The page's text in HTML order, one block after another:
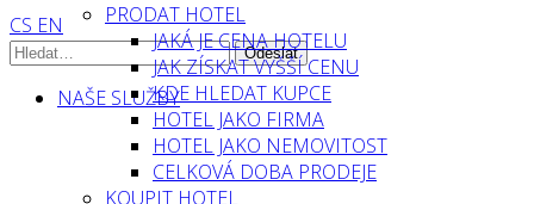
CS EN
NAŠE SLUŽBY
PRODAT HOTEL
JAKÁ JE CENA HOTELU
JAK ZÍSKAT VYŠŠÍ CENU
KDE HLEDAT KUPCE
HOTEL JAKO FIRMA
HOTEL JAKO NEMOVITOST
CELKOVÁ DOBA PRODEJE
KOUPIT HOTEL